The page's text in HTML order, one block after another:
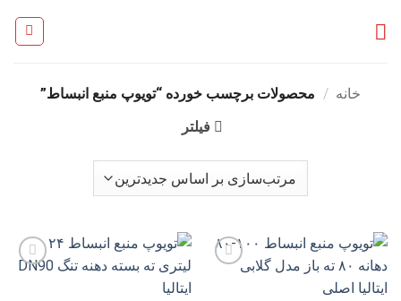
خانه / محصولات برچسب خورده “تویوپ منبع انبساط”
فیلتر